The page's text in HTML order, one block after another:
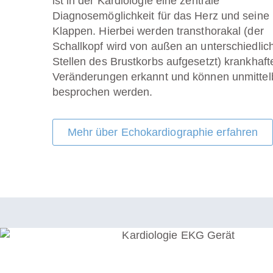
Diagnosemöglichkeit für das Herz und seine
Klappen. Hierbei werden transthorakal (der
Schallkopf wird von außen an
Stellen des Brustkorbs aufgesetzt)
Veränderungen erkannt und können
besprochen werden.
Mehr über Echokardiographie erfahren